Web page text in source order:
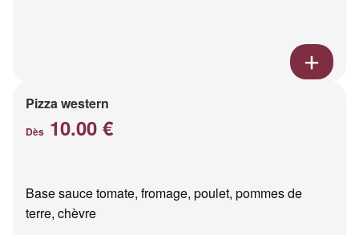
Pizza western
Dès 10.00 €
Base sauce tomate, fromage, poulet, pommes de
terre, chèvre